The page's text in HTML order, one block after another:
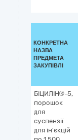
КОНКРЕТНА
НАЗВА
ПРЕДМЕТА
ЗАКУПІВЛІ
БІЦИЛІН®-5,
порошок
для
суспензії
для ін'єкцій